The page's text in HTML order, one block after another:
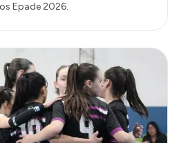
Epade 2026.